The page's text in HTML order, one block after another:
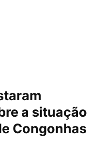
a situação
Congonhas